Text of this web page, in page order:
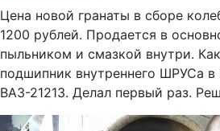
Цена новой гранаты в сборе
1200 рублей. Продается в
пыльником и смазкой внутри.
подшипник внутреннего ШРУСа
ВАЗ-21213. Делал первый раз.